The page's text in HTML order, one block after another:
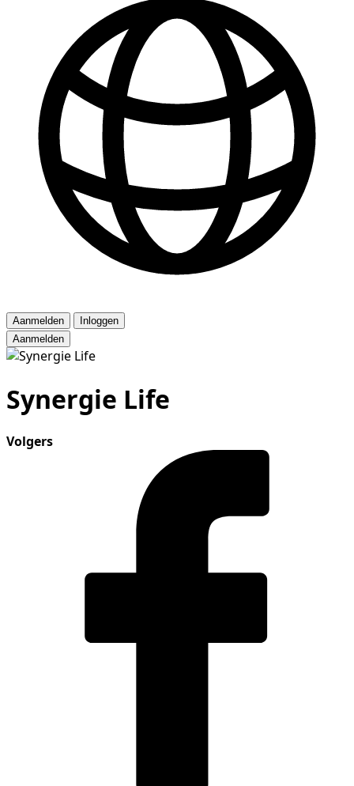
Aanmelden
Inloggen
Aanmelden
Synergie Life
Volgers